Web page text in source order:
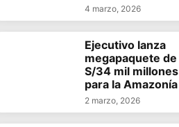
4 marzo, 2026
Ejecutivo lanza
megapaquete de
S/34 mil millones
para la Amazonía
2 marzo, 2026